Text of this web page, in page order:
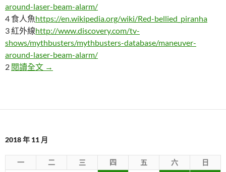
around-laser-beam-alarm/
4 食人魚https://en.wikipedia.org/wiki/Red-bellied_piranha
3 紅外線http://www.discovery.com/tv-
shows/mythbusters/mythbusters-database/maneuver-
around-laser-beam-alarm/
2 閱讀全文 5個欺騙我們許久的電影情節迷思
→
2018 年 11 月
一 二 三 四 五 六 日